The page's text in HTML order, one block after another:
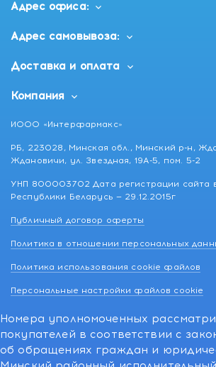
Адрес офиса:
Адрес самовывоза:
Доставка и оплата
Компания
ИООО «Интерфармакс»
РБ, 223028, Минская обл., Минский р-н,
Ждановичи, ул. Звездная, 19А-5, пом. 5-2
УНП 800003702 Дата регистрации сайта
Республики Беларусь — 29.12.2015г
Публичный договор оферты
Политика в отношении персональных
Политика использования cookie файлов
Персональные настройки файлов cookie
Номера уполномоченных
покупателей в соответствии с
об обращениях граждан и